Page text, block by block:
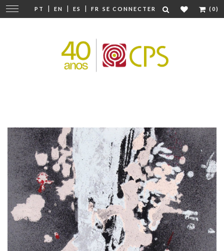
PT | EN | ES | FR SE CONNECTER (0)
Modifier
la